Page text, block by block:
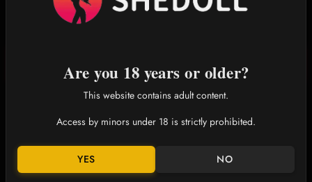
詳細説明
彩なボディタイプをご用意
[7種類のアジアン黄金比フィギュア]
Are you 18 years or older?
This website contains adult content.
Access by minors under 18 is strictly prohibited.
YES NO